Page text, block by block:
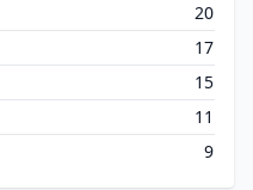
20
17
15
11
9